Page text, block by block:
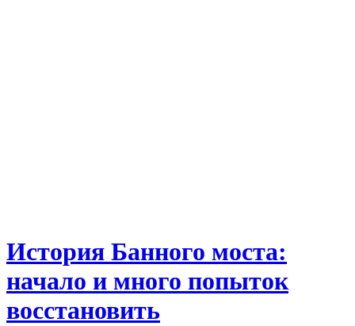
История Банного моста:
начало и много попыток
восстановить